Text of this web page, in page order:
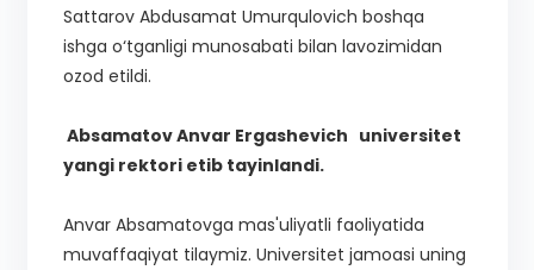
Sattarov Abdusamat Umurqulovich boshqa
ishga o‘tganligi munosabati bilan lavozimidan
ozod etildi.
Absamatov Anvar Ergashevich universitet
yangi rektori etib tayinlandi.
Anvar Absamatovga mas'uliyatli faoliyatida
muvaffaqiyat tilaymiz. Universitet jamoasi uning